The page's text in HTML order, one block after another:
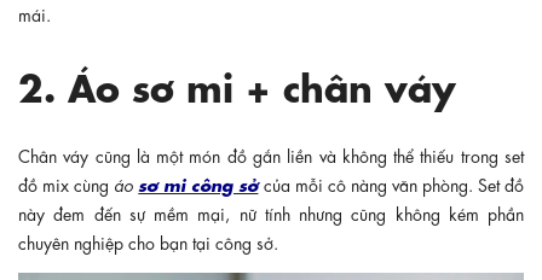
mái.
2. Áo sơ mi + chân váy
Chân váy cũng là một món đồ gắn liền và không thể thiếu trong set
đồ mix cùng áo sơ mi công sởcủa mỗi cô nàng văn phòng. Set đồ
này đem đến sự mềm mại, nữ tính nhưng cũng không kém phần
chuyên nghiệp cho bạn tại công sở.